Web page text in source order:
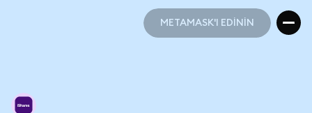
METAMASK'I EDİNİN